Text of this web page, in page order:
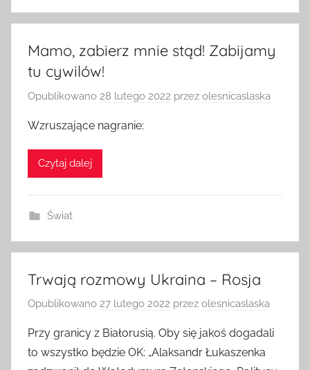
Mamo, zabierz mnie stąd! Zabijamy
tu cywilów!
Opublikowano 28 lutego 2022 przez olesnicaslaska
Wzruszające nagranie:
Czytaj dalej
Świat
Trwają rozmowy Ukraina – Rosja
Opublikowano 27 lutego 2022 przez olesnicaslaska
Przy granicy z Białorusią. Oby się jakoś dogadali
to wszystko będzie OK: „Alaksandr Łukaszenka